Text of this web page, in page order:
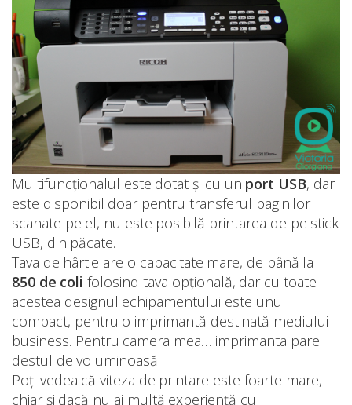
Multifuncționalul este dotat și cu un port USB, dar
este disponibil doar pentru transferul paginilor
scanate pe el, nu este posibilă printarea de pe stick
USB, din păcate.
Tava de hârtie are o capacitate mare, de până la
850 de coli folosind tava opțională, dar cu toate
acestea designul echipamentului este unul
compact, pentru o imprimantă destinată mediului
business. Pentru camera mea… imprimanta pare
destul de voluminoasă.
Poți vedea că viteza de printare este foarte mare,
chiar și dacă nu ai multă experiență cu